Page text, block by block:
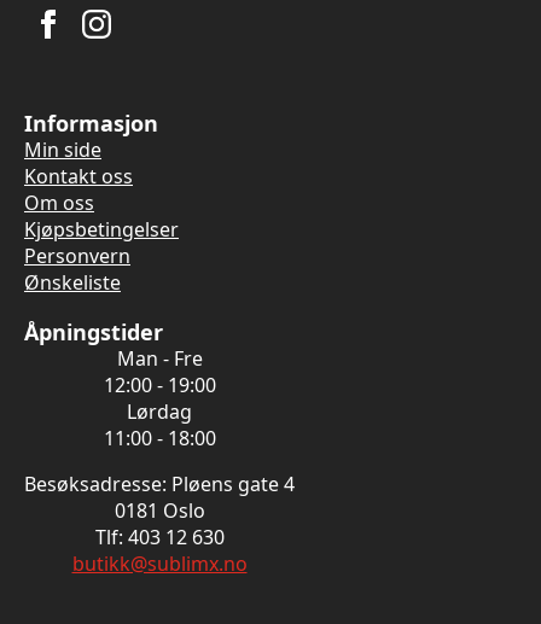
Informasjon
Min side
Kontakt oss
Om oss
Kjøpsbetingelser
Personvern
Ønskeliste
Åpningstider
Man - Fre
12:00 - 19:00
Lørdag
11:00 - 18:00
Besøksadresse: Pløens gate 4
0181 Oslo
Tlf: 403 12 630
butikk@sublimx.no